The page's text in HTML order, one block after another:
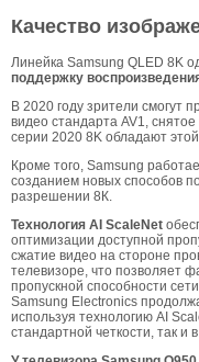
Качество
Линейка Samsung QLED 8K
поддержку
В 2020 году зрители смогут
видео стандарта AV1,
серии 2020 8K обладают
Кроме того, Samsung
созданием новых способов
разрешении 8К.
Технология AI ScaleNet
оптимизации доступной
сжатие видео на стороне
телевизоре, что позволяет
пропускной способности
Samsung Electronics
используя технологию AI
стандартной четкости, так и